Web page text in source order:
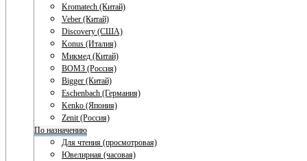
Kromatech (Китай)
Veber (Китай)
Discovery (США)
Konus (Италия)
Микмед (Китай)
ВОМЗ (Россия)
Bigger (Китай)
Eschenbach (Германия)
Kenko (Япония)
Zenit (Россия)
По назначению
Для чтения (просмотровая)
Ювелирная (часовая)